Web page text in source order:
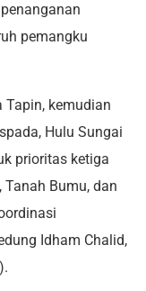
pemangku
Tapin, kemudian
Hulu Sungai
prioritas ketiga
Bumu, dan
Idham Chalid,